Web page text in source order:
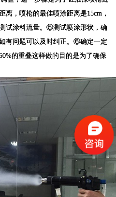
离，喷枪的最佳喷涂距离是15cm ，
试涂料流量。⑤测试喷涂形状，确
有问题可以及时纠正。⑥确定一定
的重叠这样做的目的是为了确保